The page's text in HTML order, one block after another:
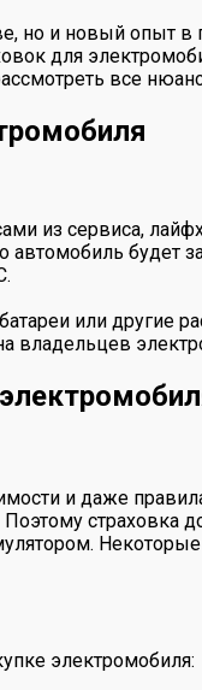
но и новый опыт
для
все
из сервиса,
будет
или другие
и даже
страховка
электромобиля: